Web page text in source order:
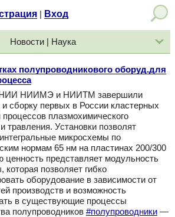
Вход
Новости | Наука
полупроводникового оборуд.для
НИИМЭ и НИИТМ завершили
и сборку первых в России кластерных
плазмохимического
травления. Установки позволят
микросхемы по
нормам 65 нм на пластинах 200/300
представляет модульность
позволяет гибко
оборудование в зависимости от
производств и возможность
в существующие процессы
полупроводников #полупроводники —